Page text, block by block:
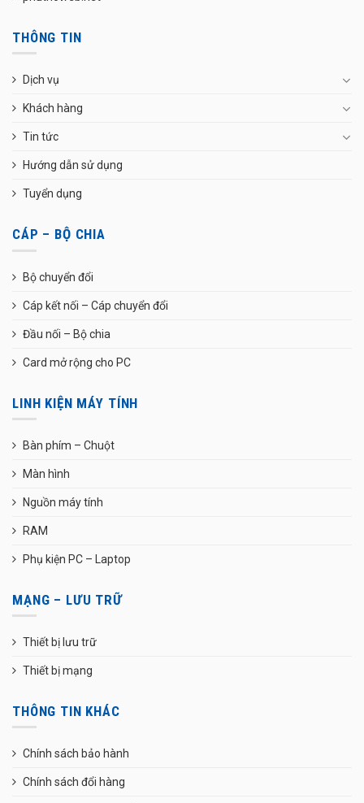
THÔNG TIN
Dịch vụ
Khách hàng
Tin tức
Hướng dẫn sử dụng
Tuyển dụng
CÁP – BỘ CHIA
Bộ chuyển đổi
Cáp kết nối – Cáp chuyển đổi
Đầu nối – Bộ chia
Card mở rộng cho PC
LINH KIỆN MÁY TÍNH
Bàn phím – Chuột
Màn hình
Nguồn máy tính
RAM
Phụ kiện PC – Laptop
MẠNG – LƯU TRỮ
Thiết bị lưu trữ
Thiết bị mạng
THÔNG TIN KHÁC
Chính sách bảo hành
Chính sách đổi hàng